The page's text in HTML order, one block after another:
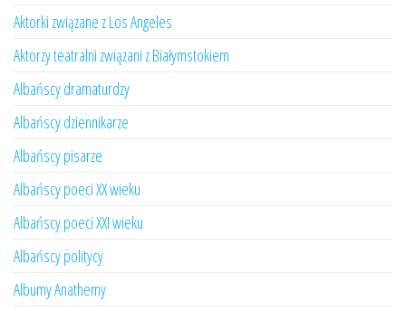
Aktorki związane z Los Angeles
Aktorzy teatralni związani z Białymstokiem
Albańscy dramaturdzy
Albańscy dziennikarze
Albańscy pisarze
Albańscy poeci XX wieku
Albańscy poeci XXI wieku
Albańscy politycy
Albumy Anathemy